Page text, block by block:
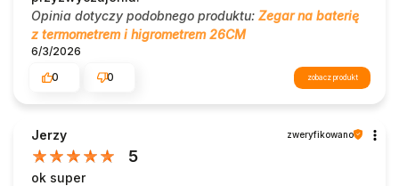
Opinia dotyczy podobnego produktu: Zegar na baterię
z termometrem i higrometrem 26CM
6/3/2026
0
0 zobacz produkt
Jerzy zweryfikowano
5
ok super